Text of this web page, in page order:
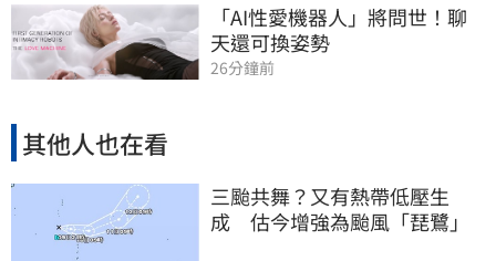
「AI性愛機器人」將問世！聊
天還可換姿勢
26分鐘前
其他人也在看
三颱共舞？又有熱帶低壓生
成 估今增強為颱風「琵鷺」